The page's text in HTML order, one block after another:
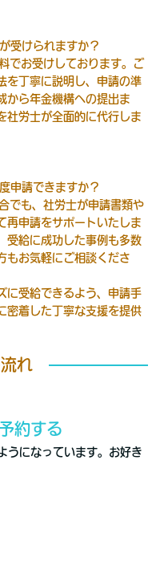
受けられますか？
でお受けしております。ご
を丁寧に説明し、申請の準
から年金機構への提出ま
社労士が全面的に代行しま
申請できますか？
でも、社労士が申請書類や
再申請をサポートいたしま
受給に成功した事例も多数
もお気軽にご相談くださ
に受給できるよう、申請手
密着した丁寧な支援を提供
れ
約する
うになっています。お好き